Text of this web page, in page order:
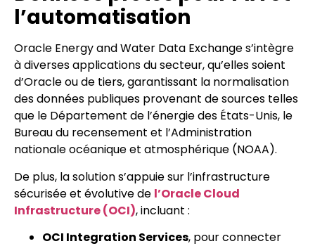
l’automatisation
Oracle Energy and Water Data Exchange s’intègre
à diverses applications du secteur, qu’elles soient
d’Oracle ou de tiers, garantissant la normalisation
des données publiques provenant de sources telles
que le Département de l’énergie des États-Unis, le
Bureau du recensement et l’Administration
nationale océanique et atmosphérique (NOAA).
De plus, la solution s’appuie sur l’infrastructure
sécurisée et évolutive de l’Oracle Cloud
Infrastructure (OCI), incluant :
OCI Integration Services, pour connecter